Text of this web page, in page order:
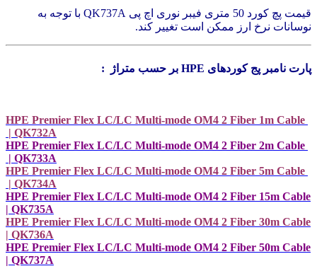
قیمت پچ کورد 50 متری فیبر نوری اچ پی QK737A با توجه به
نوسانات نرخ ارز ممکن است تغییر کند.
پارت نامبر پج کوردهای HPE بر حسب متراژ :
HPE Premier Flex LC/LC Multi-mode OM4 2 Fiber 1m Cable
| QK732A
HPE Premier Flex LC/LC Multi-mode OM4 2 Fiber 2m Cable
| QK733A
HPE Premier Flex LC/LC Multi-mode OM4 2 Fiber 5m Cable
| QK734A
HPE Premier Flex LC/LC Multi-mode OM4 2 Fiber 15m Cable
| QK735A
HPE Premier Flex LC/LC Multi-mode OM4 2 Fiber 30m Cable
| QK736A
HPE Premier Flex LC/LC Multi-mode OM4 2 Fiber 50m Cable
| QK737A